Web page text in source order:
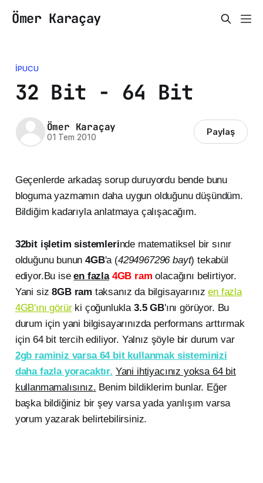
Ömer Karaçay
İPUCU
32 Bit - 64 Bit
Ömer Karaçay
01 Tem 2010 Paylaş
Geçenlerde arkadaş sorup duruyordu bende bunu
bloguma yazmamın daha uygun olduğunu düşündüm.
Bildiğim kadarıyla anlatmaya çalışacağım.
32bit işletim sistemlerinde matematiksel bir sınır
olduğunu bunun4GB'a (4294967296 bayt) tekabül
ediyor.Bu iseen fazla 4GB ram olacağını belirtiyor.
Yani siz8GB ram taksanız da bilgisayarınızen fazla
4GB'ını görürki çoğunlukla 3.5 GB'ını görüyor. Bu
durum için yani bilgisayarınızda performans arttırmak
için 64 bit tercih ediliyor. Yalnız şöyle bir durum var
2gb raminiz varsa 64 bit kullanmak sisteminizi
daha fazla yoracaktır. Yani ihtiyacınız yoksa 64 bit
kullanmamalısınız. Benim bildiklerim bunlar. Eğer
başka bildiğiniz bir şey varsa yada yanlışım varsa
yorum yazarak belirtebilirsiniz.